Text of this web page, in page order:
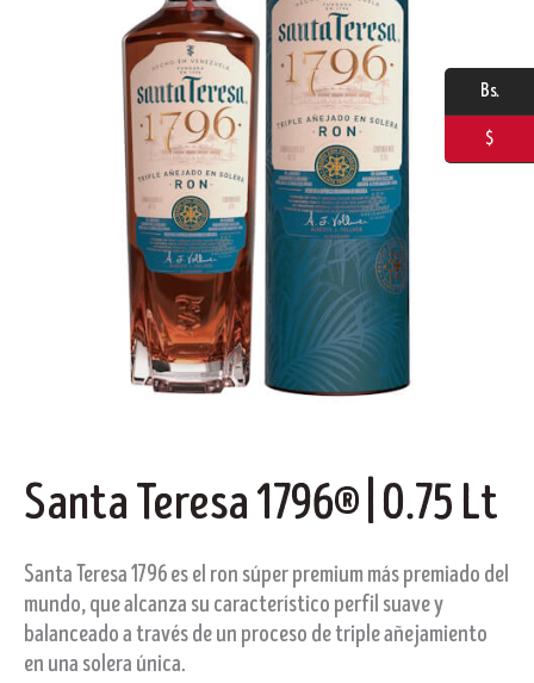
Santa Teresa 1796® | 0.75 Lt
Santa Teresa 1796 es el ron súper premium más premiado del
mundo, que alcanza su característico perfil suave y
balanceado a través de un proceso de triple añejamiento
en una solera única.
Bs.
$